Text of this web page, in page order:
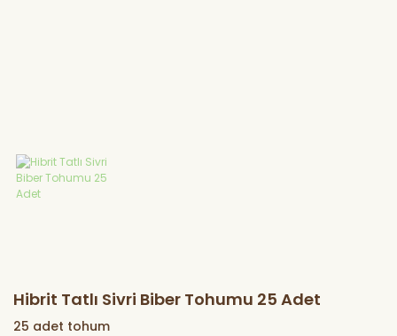
Hibrit Tatlı Sivri Biber Tohumu 25 Adet
25 adet tohum